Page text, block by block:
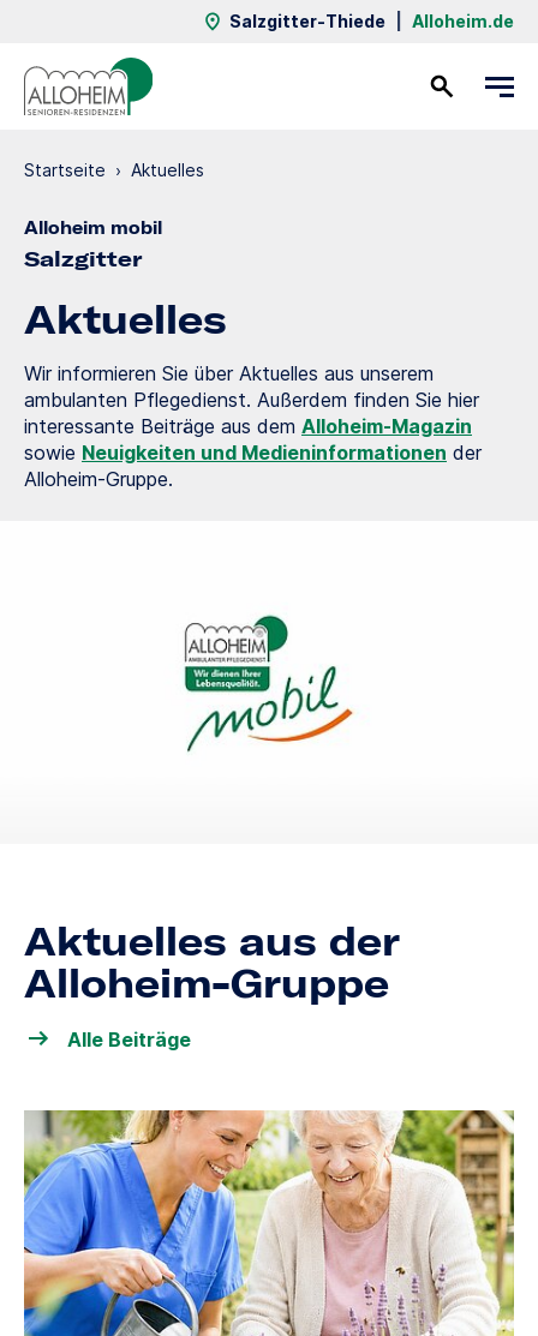
Salzgitter-Thiede Alloheim.de
Startseite › Aktuelles
Alloheim mobil
Salzgitter
Aktuelles
Wir informieren Sie über Aktuelles aus unserem
ambulanten Pflegedienst. Außerdem finden Sie hier
interessante Beiträge aus dem Alloheim-Magazin
sowie Neuigkeiten und Medieninformationen der
Alloheim-Gruppe.
Aktuelles aus der
Alloheim-Gruppe
Alle Beiträge